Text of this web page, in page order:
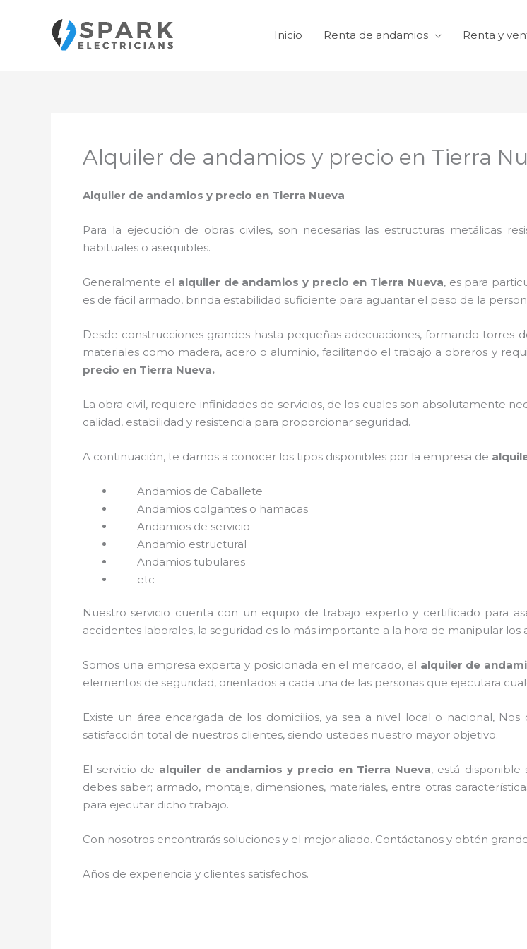
contenido
Inicio Renta de andamios Renta y
Alquiler de andamios y precio en Tierra
Alquiler de andamios y precio en Tierra Nueva
Para la ejecución de obras civiles, son necesarias las estructuras metálicas
habituales o asequibles.
Generalmente el alquiler de andamios y precio en Tierra Nueva, es para
es de fácil armado, brinda estabilidad suficiente para aguantar el peso de la
Desde construcciones grandes hasta pequeñas adecuaciones, formando torres
materiales como madera, acero o aluminio, facilitando el trabajo a obreros y
precio en Tierra Nueva.
La obra civil, requiere infinidades de servicios, de los cuales son absolutamente
calidad, estabilidad y resistencia para proporcionar seguridad.
A continuación, te damos a conocer los tipos disponibles por la empresa de
Andamios de Caballete
Andamios colgantes o hamacas
Andamios de servicio
Andamio estructural
Andamios tubulares
etc
Nuestro servicio cuenta con un equipo de trabajo experto y certificado para
accidentes laborales, la seguridad es lo más importante a la hora de manipular
Somos una empresa experta y posicionada en el mercado, el alquiler de
elementos de seguridad, orientados a cada una de las personas que ejecutara
Existe un área encargada de los domicilios, ya sea a nivel local o nacional,
satisfacción total de nuestros clientes, siendo ustedes nuestro mayor objetivo.
El servicio de alquiler de andamios y precio en Tierra Nueva, está disponible
debes saber; armado, montaje, dimensiones, materiales, entre otras
para ejecutar dicho trabajo.
Con nosotros encontrarás soluciones y el mejor aliado. Contáctanos y obtén
Años de experiencia y clientes satisfechos.